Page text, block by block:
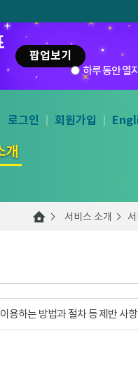
팝업보기
하루 동안 열
개
로그인 회원가입
서비스 소개
하는 방법과 절차 등 제반 사